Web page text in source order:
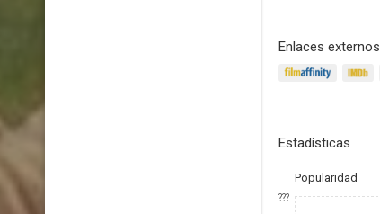
Enlaces externos
Estadísticas
Popularidad
???